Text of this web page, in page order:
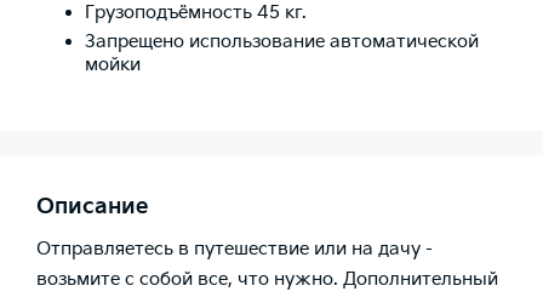
Грузоподъёмность 45 кг.
Запрещено использование автоматической
мойки
Описание
Отправляетесь в путешествие или на дачу -
возьмите с собой все, что нужно. Дополнительный